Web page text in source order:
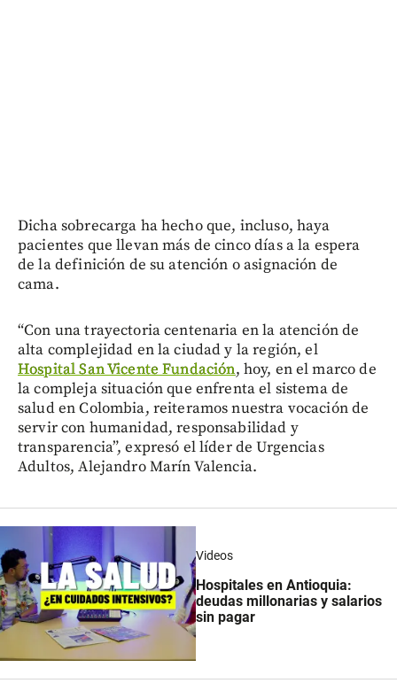
Dicha sobrecarga ha hecho que, incluso, haya
pacientes que llevan más de cinco días a la espera
de la definición de su atención o asignación de
cama.
“Con una trayectoria centenaria en la atención de
alta complejidad en la ciudad y la región, el
Hospital San Vicente Fundación, hoy, en el marco de
la compleja situación que enfrenta el sistema de
salud en Colombia, reiteramos nuestra vocación de
servir con humanidad, responsabilidad y
transparencia”, expresó el líder de Urgencias
Adultos, Alejandro Marín Valencia.
Videos
Hospitales en Antioquia:
deudas millonarias y salarios
sin pagar